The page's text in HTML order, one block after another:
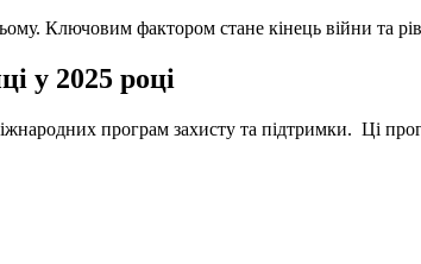
Ключовим фактором стане кінець війни та
у 2025 році
програм захисту та підтримки. Ці